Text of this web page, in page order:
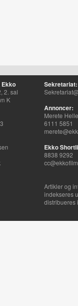
2. sal
K
Sekretariat:
Annoncer:
Merete
6111 5851
Ekko
8838 9292
Artikler og
indekseres
distribueres